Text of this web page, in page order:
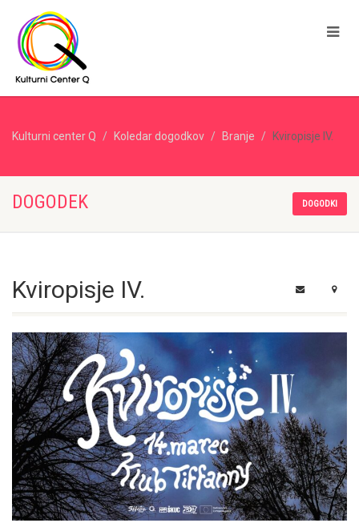
Kulturni center Q Koledar dogodkov Branje Kviropisje IV.
DOGODEK DOGODKI
Kviropisje IV.